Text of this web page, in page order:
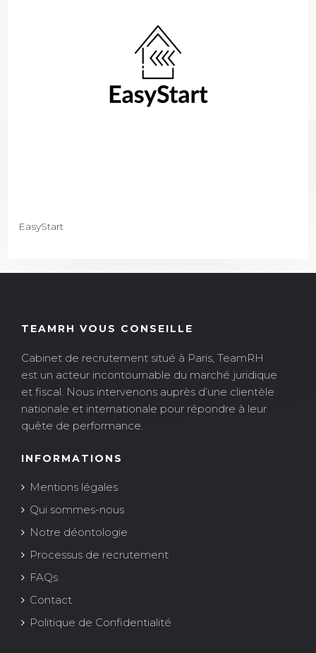
EasyStart
TEAMRH VOUS CONSEILLE
Cabinet de recrutement situé à Paris, TeamRH
est un acteur incontournable du marché juridique
et fiscal. Nous intervenons auprès d’une clientèle
nationale et internationale pour répondre à leur
quête de performance.
INFORMATIONS
Mentions légales
Qui sommes-nous
Notre déontologie
Processus de recrutement
FAQs
Contact
Politique de Confidentialité